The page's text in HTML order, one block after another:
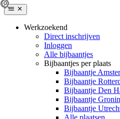
Werkzoekend
Direct inschrijven
Inloggen
Alle bijbaantjes
Bijbaantjes per plaats
Bijbaantje
Bijbaantje
Bijbaantje Den
Bijbaantje
Bijbaantje
Alle plaatsen